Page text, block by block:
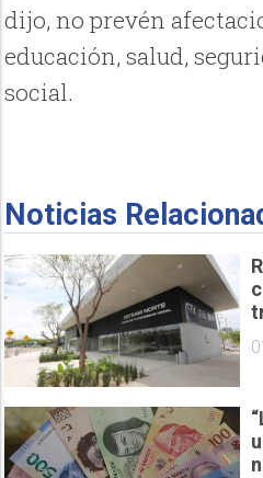
dijo, no prevén
educación, salud,
social.
Noticias